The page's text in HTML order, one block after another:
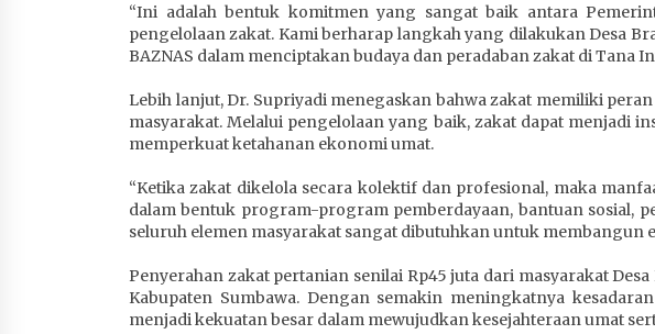
“Ini adalah bentuk komitmen yang sangat baik antara
pengelolaan zakat. Kami berharap langkah yang dilakukan Desa
BAZNAS dalam menciptakan budaya dan peradaban zakat di Tana
Lebih lanjut, Dr. Supriyadi menegaskan bahwa zakat memiliki
masyarakat. Melalui pengelolaan yang baik, zakat dapat
memperkuat ketahanan ekonomi umat.
“Ketika zakat dikelola secara kolektif dan profesional, maka
dalam bentuk program-program pemberdayaan, bantuan sosial,
seluruh elemen masyarakat sangat dibutuhkan untuk membangun
Penyerahan zakat pertanian senilai Rp45 juta dari masyarakat
Kabupaten Sumbawa. Dengan semakin meningkatnya
menjadi kekuatan besar dalam mewujudkan kesejahteraan umat